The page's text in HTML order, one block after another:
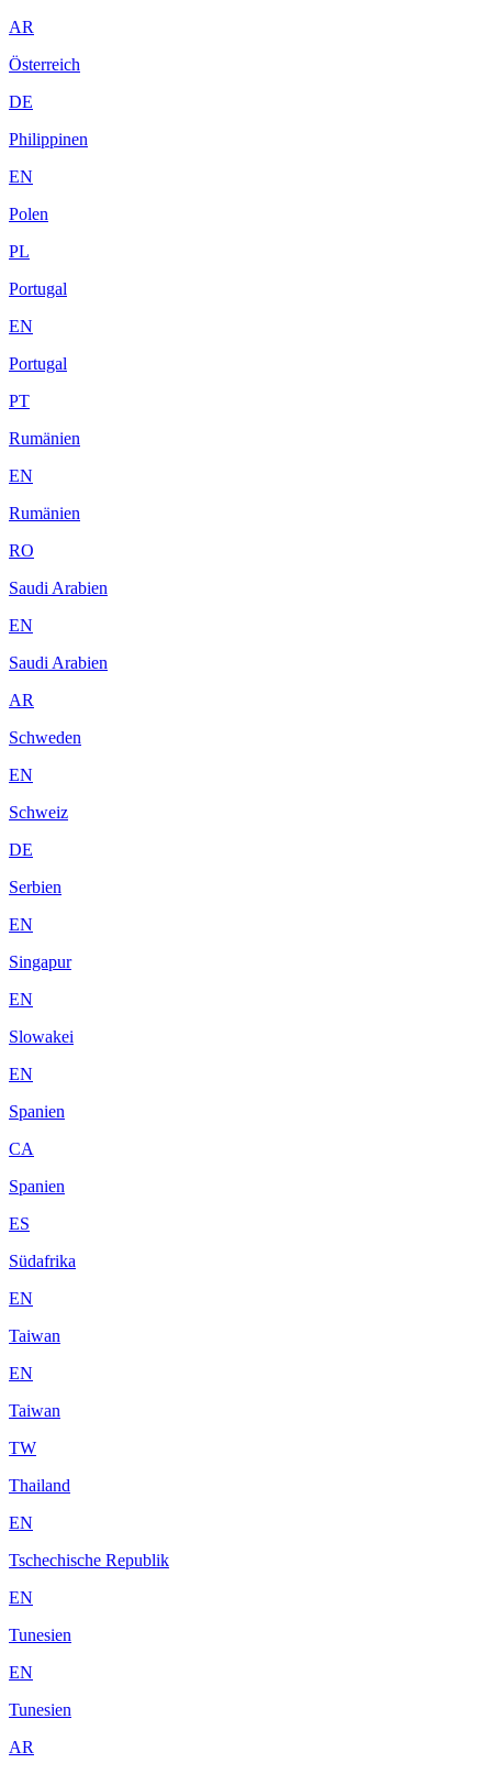
AR
Österreich
DE
Philippinen
EN
Polen
PL
Portugal
EN
Portugal
PT
Rumänien
EN
Rumänien
RO
Saudi Arabien
EN
Saudi Arabien
AR
Schweden
EN
Schweiz
DE
Serbien
EN
Singapur
EN
Slowakei
EN
Spanien
CA
Spanien
ES
Südafrika
EN
Taiwan
EN
Taiwan
TW
Thailand
EN
Tschechische Republik
EN
Tunesien
EN
Tunesien
AR